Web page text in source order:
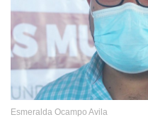
Esmeralda Ocampo Avila